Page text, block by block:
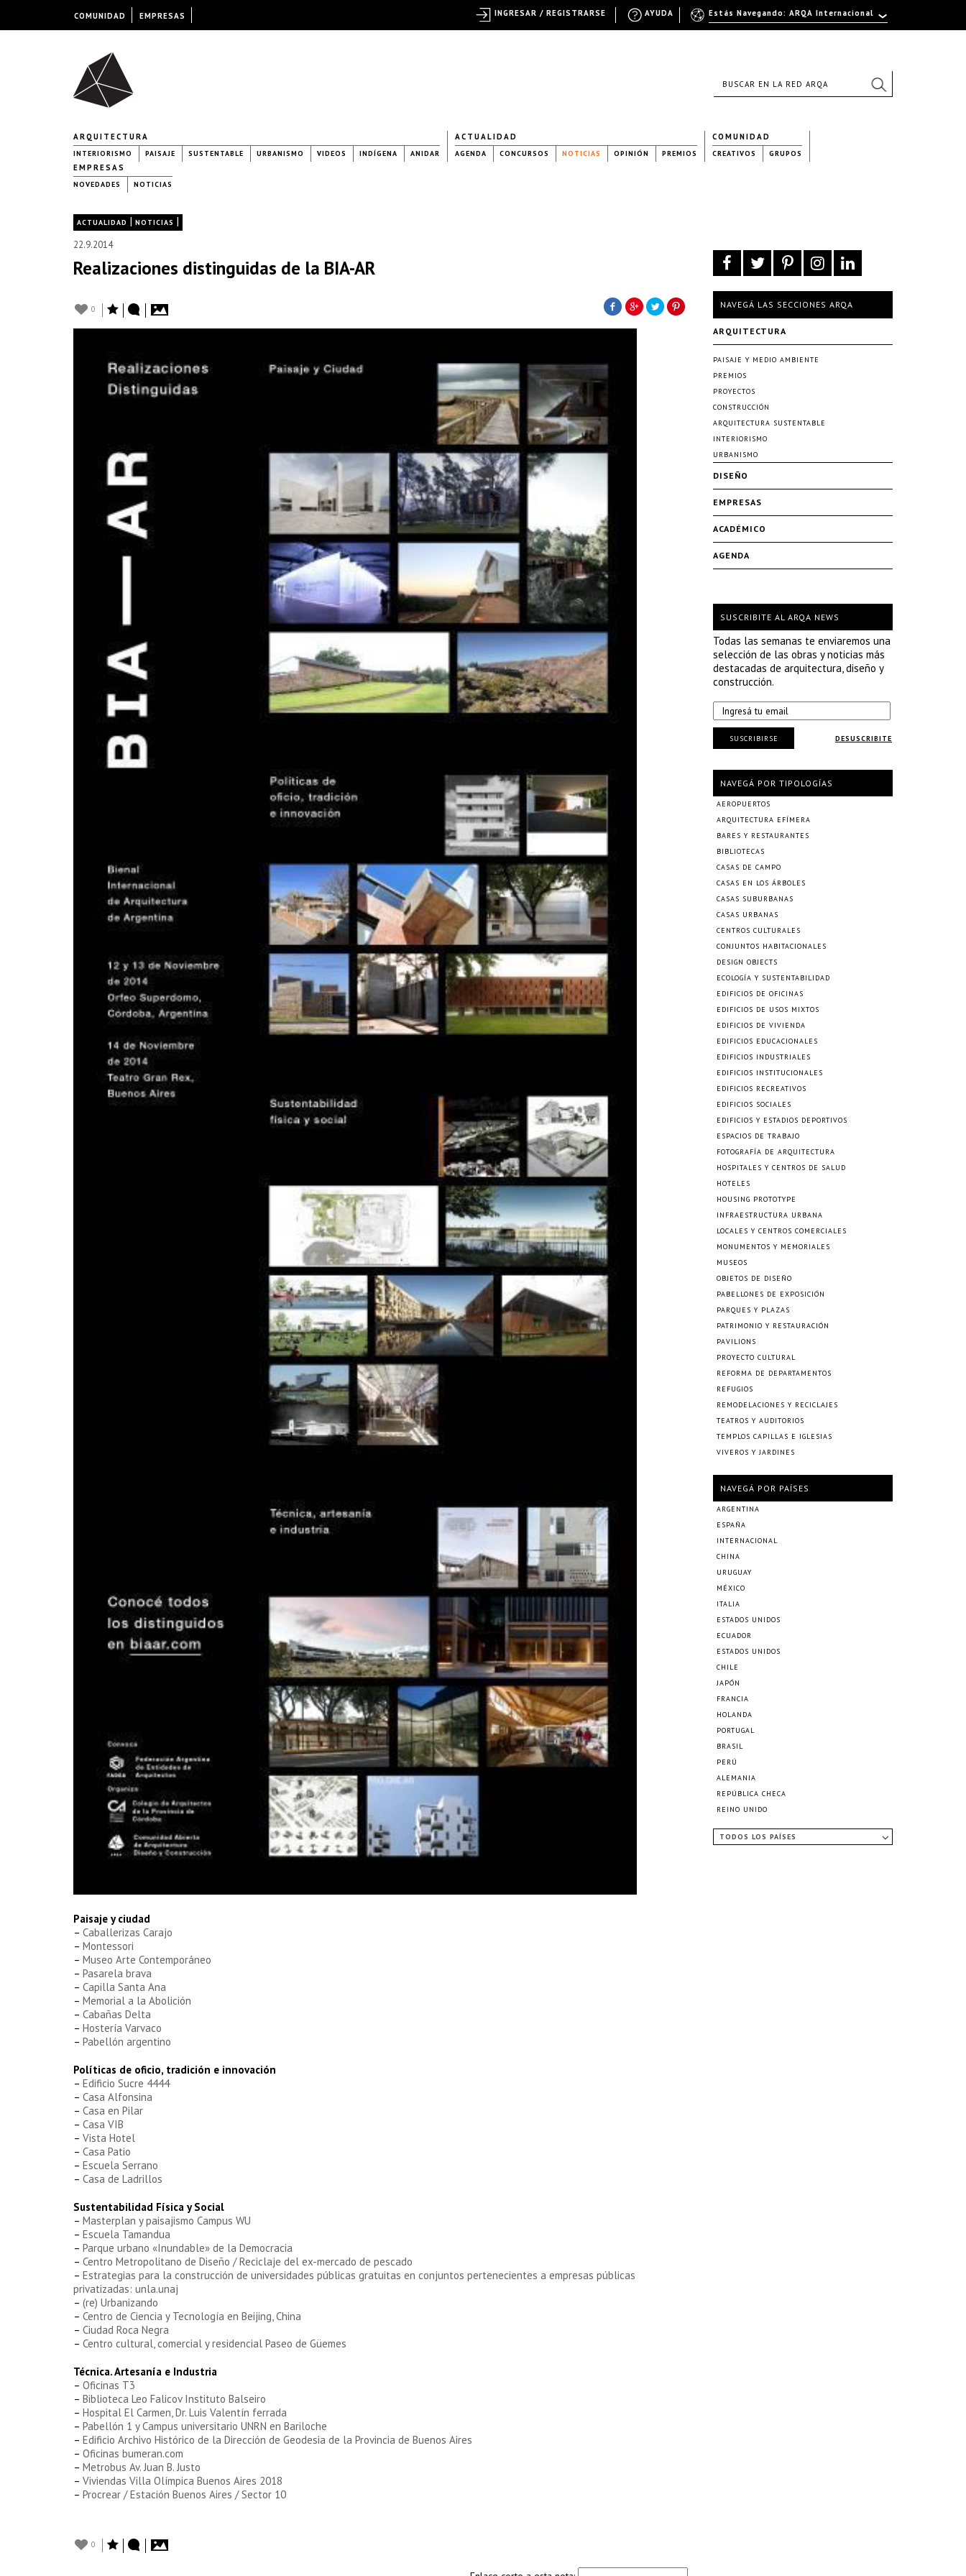
ARQUITECTURA
INTERIORISMO PAISAJE SUSTENTABLE URBANISMO VIDEOS INDÍGENA ANIDAR
ACTUALIDAD
AGENDA CONCURSOS NOTICIAS OPINIÓN PREMIOS
COMUNIDAD
CREATIVOS GRUPOS
EMPRESAS
NOVEDADES NOTICIAS
ACTUALIDAD | NOTICIAS |
22.9.2014
Realizaciones distinguidas de la BIA-AR
0
Paisaje y ciudad
– Caballerizas Carajo
– Montessori
– Museo Arte Contemporáneo
– Pasarela brava
– Capilla Santa Ana
– Memorial a la Abolición
– Cabañas Delta
– Hostería Varvaco
– Pabellón argentino
Políticas de oficio, tradición e innovación
– Edificio Sucre 4444
– Casa Alfonsina
– Casa en Pilar
– Casa VIB
– Vista Hotel
– Casa Patio
– Escuela Serrano
– Casa de Ladrillos
Sustentabilidad Física y Social
– Masterplan y paisajismo Campus WU
– Escuela Tamandua
– Parque urbano «Inundable» de la Democracia
– Centro Metropolitano de Diseño / Reciclaje del ex-mercado de pescado
– Estrategias para la construcción de universidades públicas gratuitas en conjuntos pertenecientes a empresas públicas
privatizadas: unla.unaj
– (re) Urbanizando
– Centro de Ciencia y Tecnología en Beijing, China
– Ciudad Roca Negra
– Centro cultural, comercial y residencial Paseo de Güemes
Técnica. Artesanía e Industria
– Oficinas T3
– Biblioteca Leo Falicov Instituto Balseiro
– Hospital El Carmen, Dr. Luis Valentín ferrada
– Pabellón 1 y Campus universitario UNRN en Bariloche
– Edificio Archivo Histórico de la Dirección de Geodesia de la Provincia de Buenos Aires
– Oficinas bumeran.com
– Metrobus Av. Juan B. Justo
– Viviendas Villa Olímpica Buenos Aires 2018
– Procrear / Estación Buenos Aires / Sector 10
0
NAVEGÁ LAS SECCIONES ARQA
ARQUITECTURA
PAISAJE Y MEDIO AMBIENTE
PREMIOS
PROYECTOS
CONSTRUCCIÓN
ARQUITECTURA SUSTENTABLE
INTERIORISMO
URBANISMO
DISEÑO
EMPRESAS
ACADÉMICO
AGENDA
SUSCRIBITE AL ARQA NEWS
Todas las semanas te enviaremos una
selección de las obras y noticias más
destacadas de arquitectura, diseño y
construcción.
DESUSCRIBITE
SUSCRIBIRSE
NAVEGÁ POR TIPOLOGÍAS
AEROPUERTOS
ARQUITECTURA EFÍMERA
BARES Y RESTAURANTES
BIBLIOTECAS
CASAS DE CAMPO
CASAS EN LOS ÁRBOLES
CASAS SUBURBANAS
CASAS URBANAS
CENTROS CULTURALES
CONJUNTOS HABITACIONALES
DESIGN OBJECTS
ECOLOGÍA Y SUSTENTABILIDAD
EDIFICIOS DE OFICINAS
EDIFICIOS DE USOS MIXTOS
EDIFICIOS DE VIVIENDA
EDIFICIOS EDUCACIONALES
EDIFICIOS INDUSTRIALES
EDIFICIOS INSTITUCIONALES
EDIFICIOS RECREATIVOS
EDIFICIOS SOCIALES
EDIFICIOS Y ESTADIOS DEPORTIVOS
ESPACIOS DE TRABAJO
FOTOGRAFÍA DE ARQUITECTURA
HOSPITALES Y CENTROS DE SALUD
HOTELES
HOUSING PROTOTYPE
INFRAESTRUCTURA URBANA
LOCALES Y CENTROS COMERCIALES
MONUMENTOS Y MEMORIALES
MUSEOS
OBJETOS DE DISEÑO
PABELLONES DE EXPOSICIÓN
PARQUES Y PLAZAS
PATRIMONIO Y RESTAURACIÓN
PAVILIONS
PROYECTO CULTURAL
REFORMA DE DEPARTAMENTOS
REFUGIOS
REMODELACIONES Y RECICLAJES
TEATROS Y AUDITORIOS
TEMPLOS CAPILLAS E IGLESIAS
VIVEROS Y JARDINES
NAVEGÁ POR PAÍSES
ARGENTINA
ESPAÑA
INTERNACIONAL
CHINA
URUGUAY
MÉXICO
ITALIA
ESTADOS UNIDOS
ECUADOR
ESTADOS UNIDOS
CHILE
JAPÓN
FRANCIA
HOLANDA
PORTUGAL
BRASIL
PERÚ
ALEMANIA
REPÚBLICA CHECA
REINO UNIDO
TODOS LOS PAÍSES
COMUNIDAD EMPRESAS Estás Navegando: ARQA Internacional
AYUDA
INGRESAR / REGISTRARSE